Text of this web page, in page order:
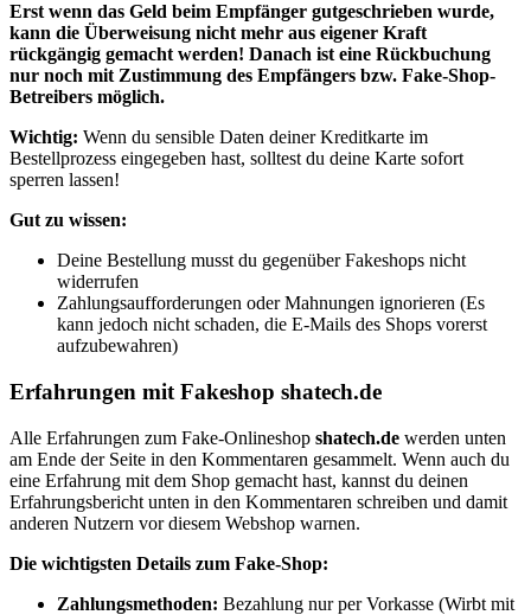
Erst wenn das Geld beim Empfänger gutgeschrieben wurde,
kann die Überweisung nicht mehr aus eigener Kraft
rückgängig gemacht werden! Danach ist eine Rückbuchung
nur noch mit Zustimmung des Empfängers bzw. Fake-Shop-
Betreibers möglich.
Wichtig: Wenn du sensible Daten deiner Kreditkarte im
Bestellprozess eingegeben hast, solltest du deine Karte sofort
sperren lassen!
Gut zu wissen:
Deine Bestellung musst du gegenüber Fakeshops nicht
widerrufen
Zahlungsaufforderungen oder Mahnungen ignorieren (Es
kann jedoch nicht schaden, die E-Mails des Shops vorerst
aufzubewahren)
Erfahrungen mit Fakeshop shatech.de
Alle Erfahrungen zum Fake-Onlineshop shatech.de werden unten
am Ende der Seite in den Kommentaren gesammelt. Wenn auch du
eine Erfahrung mit dem Shop gemacht hast, kannst du deinen
Erfahrungsbericht unten in den Kommentaren schreiben und damit
anderen Nutzern vor diesem Webshop warnen.
Die wichtigsten Details zum Fake-Shop:
Zahlungsmethoden: Bezahlung nur per Vorkasse (Wirbt mit